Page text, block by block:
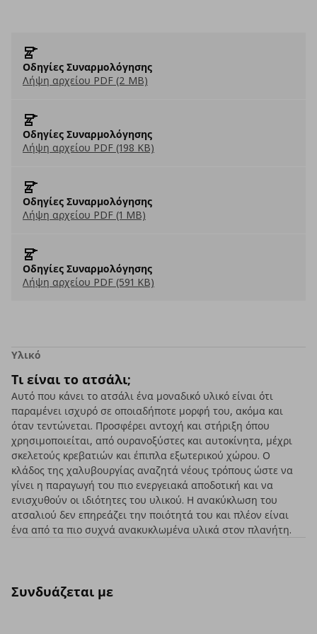
Οδηγίες Συναρμολόγησης
Λήψη αρχείου PDF (2 MB)
Οδηγίες Συναρμολόγησης
Λήψη αρχείου PDF (198 KB)
Οδηγίες Συναρμολόγησης
Λήψη αρχείου PDF (1 MB)
Οδηγίες Συναρμολόγησης
Λήψη αρχείου PDF (591 KB)
Υλικό
Τι είναι το ατσάλι;
Αυτό που κάνει το ατσάλι ένα μοναδικό υλικό είναι ότι
παραμένει ισχυρό σε οποιαδήποτε μορφή του, ακόμα και
όταν τεντώνεται. Προσφέρει αντοχή και στήριξη όπου
χρησιμοποιείται, από ουρανοξύστες και αυτοκίνητα, μέχρι
σκελετούς κρεβατιών και έπιπλα εξωτερικού χώρου. Ο
κλάδος της χαλυβουργίας αναζητά νέους τρόπους ώστε να
γίνει η παραγωγή του πιο ενεργειακά αποδοτική και να
ενισχυθούν οι ιδιότητες του υλικού. Η ανακύκλωση του
ατσαλιού δεν επηρεάζει την ποιότητά του και πλέον είναι
ένα από τα πιο συχνά ανακυκλωμένα υλικά στον πλανήτη.
Συνδυάζεται με